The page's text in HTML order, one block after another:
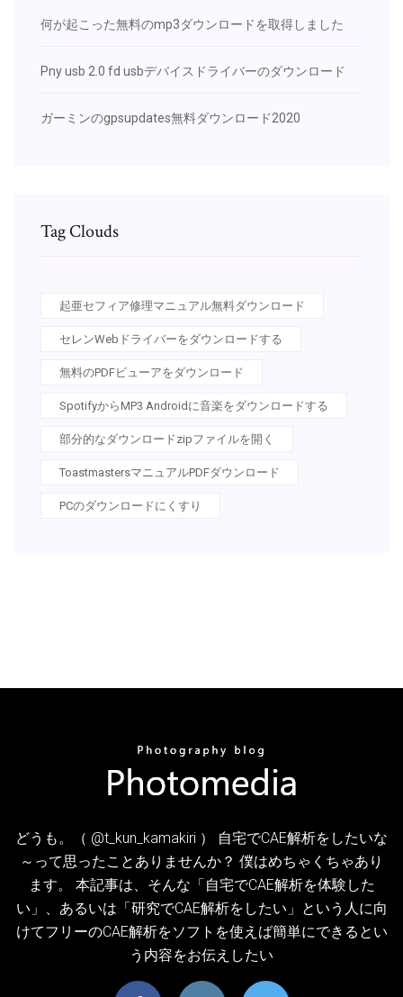
何が起こった無料のmp3ダウンロードを取得しました
Pny usb 2.0 fd usbデバイスドライバーのダウンロード
ガーミンのgpsupdates無料ダウンロード2020
Tag Clouds
起亜セフィア修理マニュアル無料ダウンロード
セレンWebドライバーをダウンロードする
無料のPDFビューアをダウンロード
SpotifyからMP3 Androidに音楽をダウンロードする
部分的なダウンロードzipファイルを開く
ToastmastersマニュアルPDFダウンロード
PCのダウンロードにくすり
どうも。（ @t_kun_kamakiri ） 自宅でCAE解析をしたいな
～って思ったことありませんか？ 僕はめちゃくちゃあり
ます。 本記事は、そんな「自宅でCAE解析を体験した
い」、あるいは「研究でCAE解析をしたい」という人に向
けてフリーのCAE解析をソフトを使えば簡単にできるとい
う内容をお伝えしたい